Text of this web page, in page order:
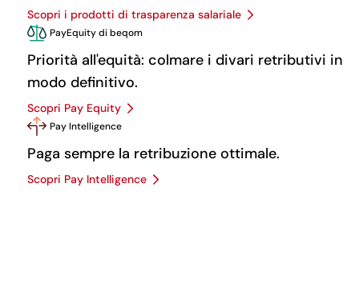
Scopri i prodotti di trasparenza salariale
PayEquity di beqom
Priorità all'equità: colmare i divari retributivi in
modo definitivo.
Scopri Pay Equity
Pay Intelligence
Paga sempre la retribuzione ottimale.
Scopri Pay Intelligence